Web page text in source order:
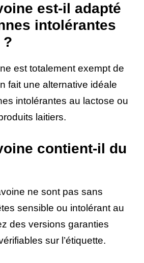
est-il adapté
intolérantes
?
est totalement exempt de
fait une alternative idéale
intolérantes au lactose ou
laitiers.
contient-il du
ne sont pas sans
sensible ou intolérant au
des versions garanties
sur l’étiquette.